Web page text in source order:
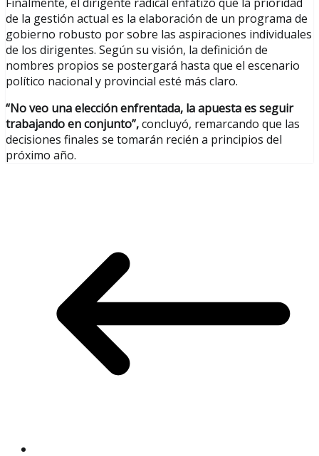
de la gestión actual es la elaboración de un programa de
gobierno robusto por sobre las aspiraciones individuales
de los dirigentes. Según su visión, la definición de
nombres propios se postergará hasta que el escenario
político nacional y provincial esté más claro.
“No veo una elección enfrentada, la apuesta es seguir
trabajando en conjunto”,concluyó, remarcando que las
decisiones finales se tomarán recién a principios del
próximo año.